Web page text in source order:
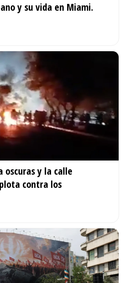
y su vida en Miami.
oscuras y la calle
contra los